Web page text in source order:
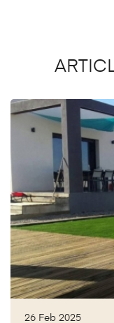
26 Feb 2025